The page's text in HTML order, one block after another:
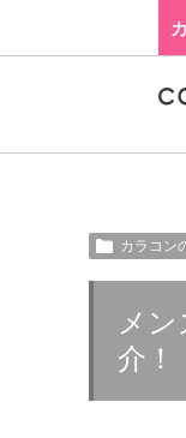
カラコン
メ
介！